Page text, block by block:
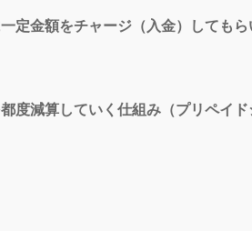
定金額をチャージ（入金）してもら
度減算していく仕組み（プリペイド